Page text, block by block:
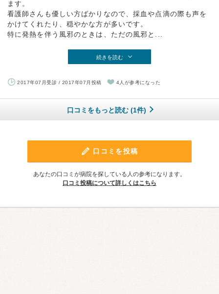
ます。
看護師さんも優しい方ばかりなので、採血や点滴の際も声を
かけてくれたり、穏やかな方が多いです。
特に発熱を伴う風邪のときは、ただの風邪と...
続きを読む
2017年07月受診 / 2017年07月投稿 4人が参考になった
口コミをもっと読む (1件)
口コミを投稿
あなたの口コミが病院を探している人の参考になります。
口コミ投稿について詳しくはこちら